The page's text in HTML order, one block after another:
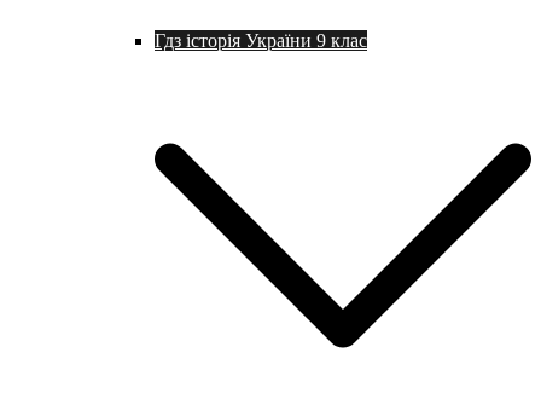
Гдз історія України 9 клас